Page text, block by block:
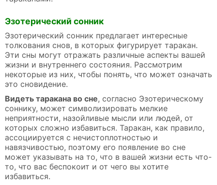
Эзотерический сонник
Эзотерический сонник предлагает интересные
толкования снов, в которых фигурирует таракан.
Эти сны могут отражать различные аспекты вашей
жизни и внутреннего состояния. Рассмотрим
некоторые из них, чтобы понять, что может означать
это сновидение.
Видеть таракана во сне, согласно Эзотерическому
соннику, может символизировать мелкие
неприятности, назойливые мысли или людей, от
которых сложно избавиться. Таракан, как правило,
ассоциируется с нечистоплотностью и
навязчивостью, поэтому его появление во сне
может указывать на то, что в вашей жизни есть что-
то, что вас беспокоит и от чего вы хотите
избавиться.